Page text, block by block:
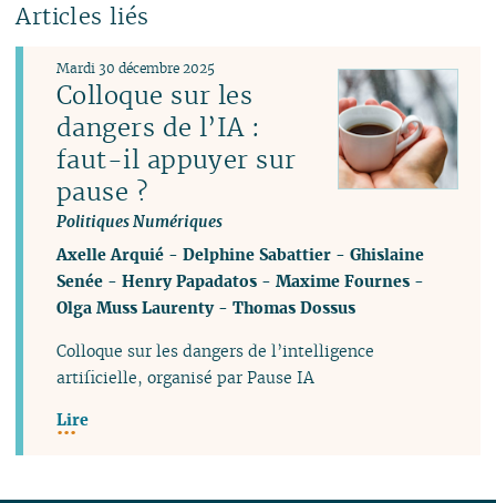
Articles liés
Colloque sur les
dangers de l’IA :
faut-il appuyer sur
pause ?
Politiques Numériques
Mardi 30 décembre 2025
Axelle Arquié -Delphine Sabattier -Ghislaine
Senée -Henry Papadatos -Maxime Fournes -
Olga Muss Laurenty-Thomas Dossus
Colloque sur les dangers de l’intelligence
artificielle, organisé par Pause IA
Lire